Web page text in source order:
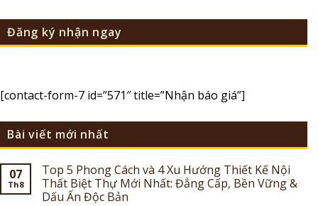
Đăng ký nhận ngay
[contact-form-7 id=”571″ title=”Nhận báo giá”]
Bài viết mới nhất
07
Th8
Top 5 Phong Cách và 4 Xu Hướng Thiết Kế Nội
Thất Biệt Thự Mới Nhất: Đẳng Cấp, Bền Vững &
Dấu Ấn Độc Bản